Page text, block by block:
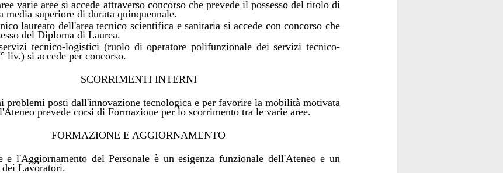
varie aree si accede attraverso concorso che prevede il possesso del titolo di
media superiore di durata quinquennale.
laureato dell'area tecnico scientifica e sanitaria si accede con concorso che
del Diploma di Laurea.
tecnico-logistici (ruolo di operatore polifunzionale dei servizi tecnico-
liv.) si accede per concorso.
SCORRIMENTI INTERNI
problemi posti dall'innovazione tecnologica e per favorire la mobilità motivata
prevede corsi di Formazione per lo scorrimento tra le varie aree.
FORMAZIONE E AGGIORNAMENTO
e l'Aggiornamento del Personale è un esigenza funzionale dell'Ateneo e un
Lavoratori.